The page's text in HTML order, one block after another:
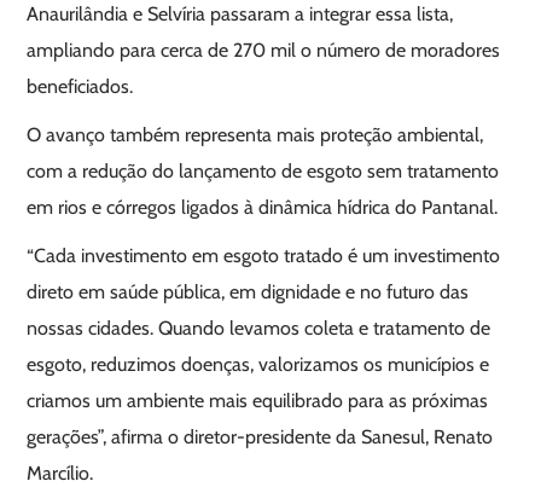
Anaurilândia e Selvíria passaram a integrar essa lista,
ampliando para cerca de 270 mil o número de moradores
beneficiados.
O avanço também representa mais proteção ambiental,
com a redução do lançamento de esgoto sem tratamento
em rios e córregos ligados à dinâmica hídrica do Pantanal.
“Cada investimento em esgoto tratado é um investimento
direto em saúde pública, em dignidade e no futuro das
nossas cidades. Quando levamos coleta e tratamento de
esgoto, reduzimos doenças, valorizamos os municípios e
criamos um ambiente mais equilibrado para as próximas
gerações”, afirma o diretor-presidente da Sanesul, Renato
Marcílio.